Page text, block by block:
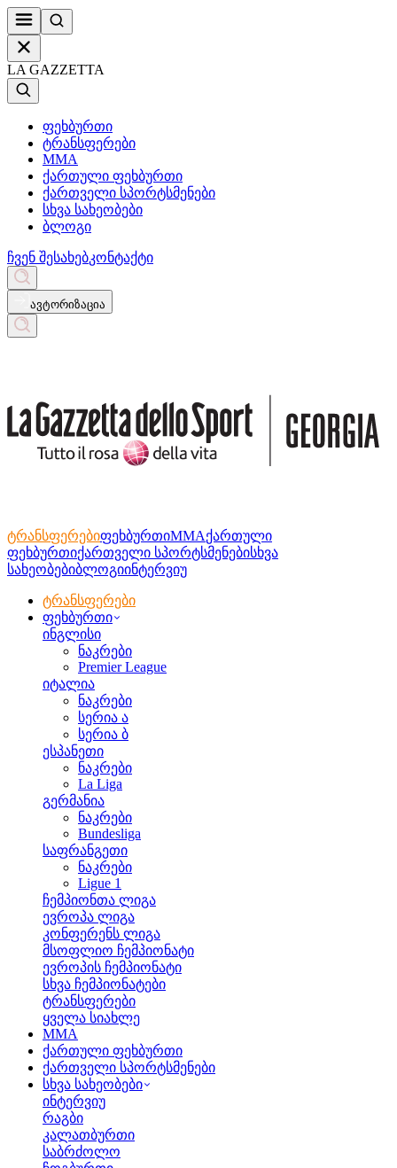
LA GAZZETTA
ფეხბურთი
ტრანსფერები
MMA
ქართული ფეხბურთი
ქართველი სპორტსმენები
სხვა სახეობები
ბლოგი
ჩვენ შესახებკონტაქტი
ავტორიზაცია
ტრანსფერებიფეხბურთიMMAქართული
ფეხბურთიქართველი სპორტსმენებისხვა
სახეობებიბლოგიინტერვიუ
ტრანსფერები
ფეხბურთი
ინგლისი
ნაკრები
Premier League
იტალია
ნაკრები
სერია ა
სერია ბ
ესპანეთი
ნაკრები
La Liga
გერმანია
ნაკრები
Bundesliga
საფრანგეთი
ნაკრები
Ligue 1
ჩემპიონთა ლიგა
ევროპა ლიგა
კონფერენს ლიგა
მსოფლიო ჩემპიონატი
ევროპის ჩემპიონატი
სხვა ჩემპიონატები
ტრანსფერები
ყველა სიახლე
MMA
ქართული ფეხბურთი
ქართველი სპორტსმენები
სხვა სახეობები
ინტერვიუ
რაგბი
კალათბურთი
საბრძოლო